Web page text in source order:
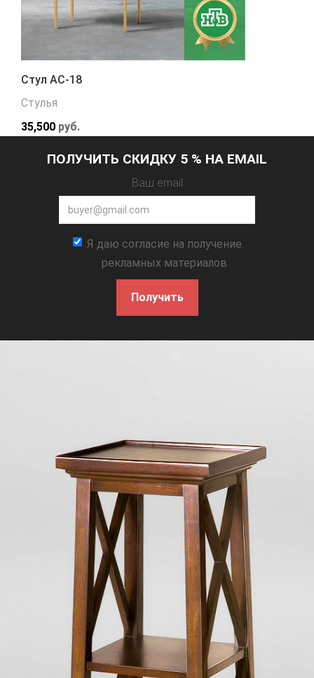
Стул АС-18
Стулья
35,500 руб.
ПОЛУЧИТЬ СКИДКУ 5 % НА EMAIL
Ваш email
Я даю согласие на получение
рекламных материалов
Получить